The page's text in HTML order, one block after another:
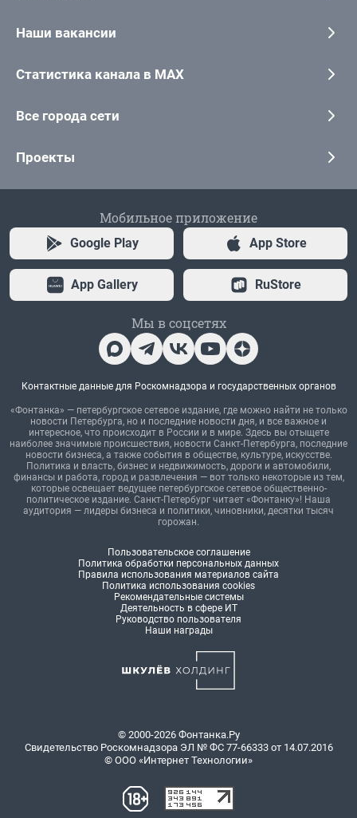
Наши вакансии
Статистика канала в MAX
Все города сети
Проекты
Мобильное приложение
Google Play App Store
App Gallery RuStore
Мы в соцсетях
Контактные данные для Роскомнадзора и государственных органов
«Фонтанка» — петербургское сетевое издание, где можно найти не только
новости Петербурга, но и последние новости дня, и все важное и
интересное, что происходит в России и в мире. Здесь вы отыщете
наиболее значимые происшествия, новости Санкт-Петербурга, последние
новости бизнеса, а также события в обществе, культуре, искусстве.
Политика и власть, бизнес и недвижимость, дороги и автомобили,
финансы и работа, город и развлечения — вот только некоторые из тем,
которые освещает ведущее петербургское сетевое общественно-
политическое издание. Санкт-Петербург читает «Фонтанку»! Наша
аудитория — лидеры бизнеса и политики, чиновники, десятки тысяч
горожан.
Пользовательское соглашение
Политика обработки персональных данных
Правила использования материалов сайта
Политика использования cookies
Рекомендательные системы
Деятельность в сфере ИТ
Руководство пользователя
Наши награды
© 2000-2026 Фонтанка.Ру
Свидетельство Роскомнадзора ЭЛ № ФС 77-66333 от 14.07.2016
© ООО «Интернет Технологии»